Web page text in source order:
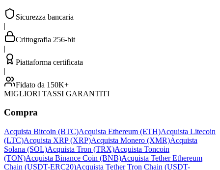
Sicurezza bancaria
|
Crittografia 256-bit
|
Piattaforma certificata
|
Fidato da 150K+
MIGLIORI TASSI GARANTITI
Compra
Acquista Bitcoin (BTC)Acquista Ethereum (ETH)Acquista Litecoin
(LTC)Acquista XRP (XRP)Acquista Monero (XMR)Acquista
Solana (SOL)Acquista Tron (TRX)Acquista Toncoin
(TON)Acquista Binance Coin (BNB)Acquista Tether Ethereum
Chain (USDT-ERC20)Acquista Tether Tron Chain (USDT-